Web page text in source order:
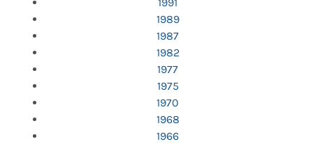
1991
1989
1987
1982
1977
1975
1970
1968
1966